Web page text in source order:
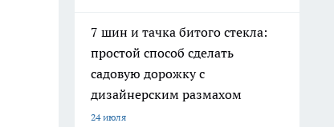
7 шин и тачка битого стекла:
простой способ сделать
садовую дорожку с
дизайнерским размахом
24 июля